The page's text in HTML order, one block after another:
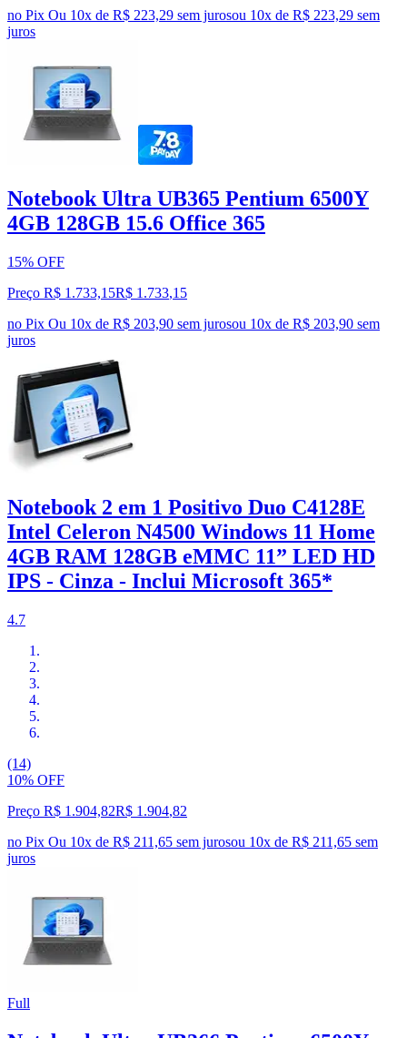
no Pix Ou 10x de R$ 223,29 sem jurosou 10x de R$ 223,29 sem
juros
Notebook Ultra UB365 Pentium 6500Y
4GB 128GB 15.6 Office 365
15% OFF
Preço R$ 1.733,15R$ 1.733,15
no Pix Ou 10x de R$ 203,90 sem jurosou 10x de R$ 203,90 sem
juros
Notebook 2 em 1 Positivo Duo C4128E
Intel Celeron N4500 Windows 11 Home
4GB RAM 128GB eMMC 11” LED HD
IPS - Cinza - Inclui Microsoft 365*
4.7
(14)
10% OFF
Preço R$ 1.904,82R$ 1.904,82
no Pix Ou 10x de R$ 211,65 sem jurosou 10x de R$ 211,65 sem
juros
Full